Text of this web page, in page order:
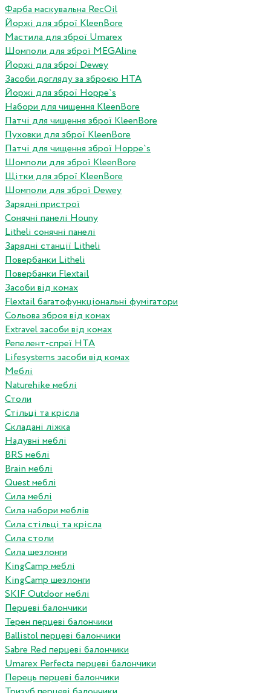
Фарба маскувальна RecOil
Йоржі для зброї KleenBore
Мастила для зброї Umarex
Шомполи для зброї MEGAline
Йоржі для зброї Dewey
Засоби догляду за зброєю HTA
Йоржі для зброї Hoppe`s
Набори для чищення KleenBore
Патчі для чищення зброї KleenBore
Пуховки для зброї KleenBore
Патчі для чищення зброї Hoppe`s
Шомполи для зброї KleenBore
Щітки для зброї KleenBore
Шомполи для зброї Dewey
Зарядні пристрої
Сонячні панелі Houny
Litheli сонячні панелі
Зарядні станції Litheli
Повербанки Litheli
Повербанки Flextail
Засоби від комах
Flextail багатофункціональні фумігатори
Сольова зброя від комах
Extravel засоби від комах
Репелент-спреї HTA
Lifesystems засоби від комах
Меблі
Naturehike меблі
Столи
Стільці та крісла
Складані ліжка
Надувні меблі
BRS меблі
Brain меблі
Quest меблі
Сила меблі
Сила набори меблів
Сила стільці та крісла
Сила столи
Сила шезлонги
KingCamp меблі
KingCamp шезлонги
SKIF Outdoor меблі
Перцеві балончики
Терен перцеві балончики
Ballistol перцеві балончики
Sabre Red перцеві балончики
Umarex Perfecta перцеві балончики
Перець перцеві балончики